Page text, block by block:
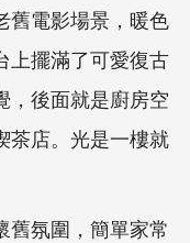
舊電影場景，暖色
上擺滿了可愛復古
，後面就是廚房空
茶店。光是一樓就
舊氛圍，簡單家常